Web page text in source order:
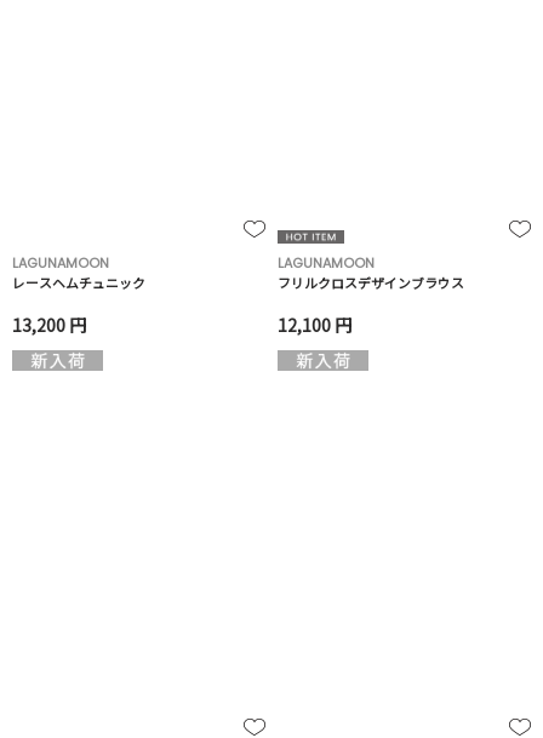
LAGUNAMOON
レースヘムチュニック
13,200 円
LAGUNAMOON
フリルクロスデザインブラウス
12,100 円